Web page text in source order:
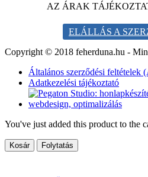
AZ ÁRAK
ELÁLLÁS A
Copyright © 2018 feherduna.hu -
Általános szerződési feltételek
Adatkezelési tájékoztató
You've just added this product to the
Kosár Folytatás